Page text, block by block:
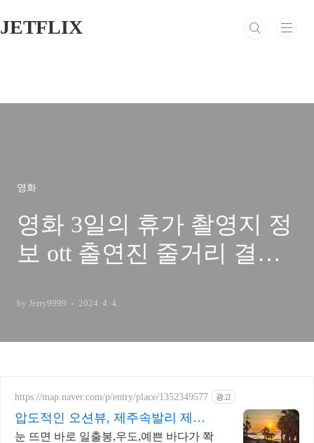
JETFLIX
영화
영화 3일의 휴가 촬영지 정
보 ott 출연진 줄거리 결말
by Jerry9999 2024. 4. 4.
https://map.naver.com/p/entry/place/1352349577 광고
압도적인 오션뷰, 제주속발리 제주
속 발리, 오션뷰끝판왕
눈 뜨면 바로 일출봉,우도,예쁜 바다가 쫙